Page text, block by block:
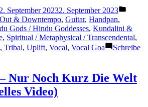
2. September 20232. September 2023
& Downtempo, Guitar, Handpan,
Gods / Hindu Goddesses, Kundalini &
, Spiritual / Metaphysical / Transcendental,
, Tribal, Uplift, Vocal, Vocal Goa
Schreibe
Nur Noch Kurz Die Welt
Video)